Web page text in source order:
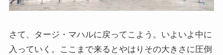
さて、タージ・マハルに戻ってこよう。いよいよ中に
入っていく。ここまで来るとやはりその大きさに圧倒